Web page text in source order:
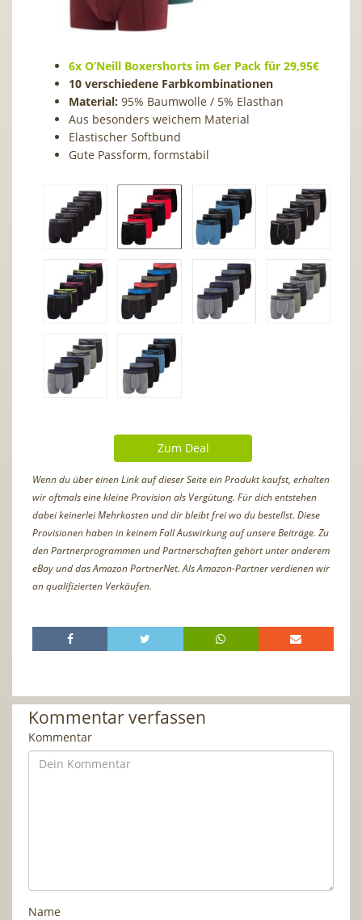
6x O’Neill Boxershorts im 6er Pack für 29,95€
10 verschiedene Farbkombinationen
Material: 95% Baumwolle / 5% Elasthan
Aus besonders weichem Material
Elastischer Softbund
Gute Passform, formstabil
Zum Deal
Wenn du über einen Link auf dieser Seite ein Produkt kaufst, erhalten
wir oftmals eine kleine Provision als Vergütung. Für dich entstehen
dabei keinerlei Mehrkosten und dir bleibt frei wo du bestellst. Diese
Provisionen haben in keinem Fall Auswirkung auf unsere Beiträge. Zu
den Partnerprogrammen und Partnerschaften gehört unter anderem
eBay und das Amazon PartnerNet. Als Amazon-Partner verdienen wir
an qualifizierten Verkäufen.
Kommentar verfassen
Kommentar
Name